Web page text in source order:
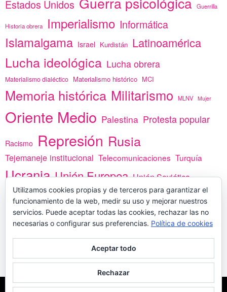
Estados Unidos Guerrilla
Historia obrera Imperialismo Informática
Islamalgama Israel Kurdistán Latinoamérica
Lucha ideológica Lucha obrera
Materialismo dialéctico Materialismo histórico MCI
Memoria histórica Militarismo MLNV Mujer
Oriente Medio Palestina Protesta popular
Racismo Represión Rusia
Tejemaneje institucional Telecomunicaciones Turquía
Ucrania Unión Europea Unión Soviética
vacunas Yemen África
PREGÚNTANOS
Utilizamos cookies propias y de terceros para garantizar el
funcionamiento de la web, medir su uso y mejorar nuestros
servicios. Puede aceptar todas las cookies, rechazar las no
necesarias o configurar sus preferencias. Política de cookies
Aceptar todo
Rechazar